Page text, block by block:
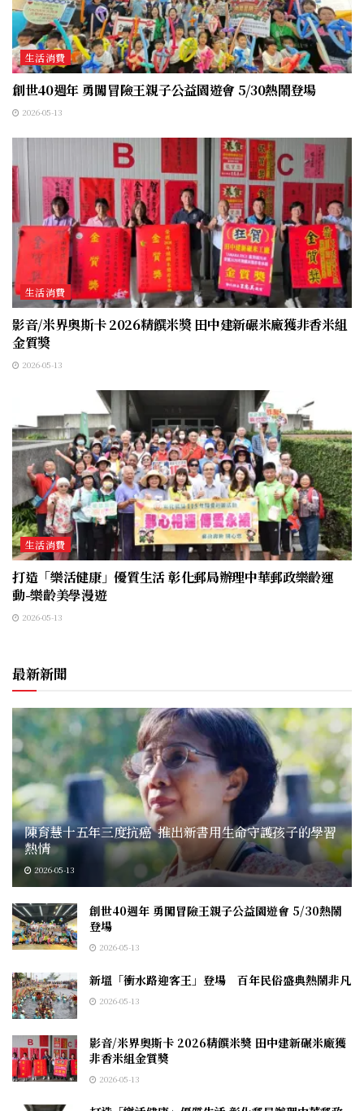
生活消費
創世40週年 勇闖冒險王親子公益園遊會 5/30熱鬧登場
2026-05-13
生活消費
影音/米界奧斯卡 2026精饌米獎 田中建新碾米廠獲非香米組
金質獎
2026-05-13
生活消費
打造「樂活健康」優質生活 彰化郵局辦理中華郵政樂齡運
動-樂齡美學漫遊
2026-05-13
最新新聞
陳育慧十五年三度抗癌 推出新書用生命守護孩子的學習
熱情
2026-05-13
創世40週年 勇闖冒險王親子公益園遊會 5/30熱鬧
登場
2026-05-13
新塭「衝水路迎客王」登場 百年民俗盛典熱鬧非凡
2026-05-13
影音/米界奧斯卡 2026精饌米獎 田中建新碾米廠獲
非香米組金質獎
2026-05-13